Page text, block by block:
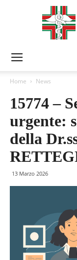
Home News
15774 –
urgente:
della
13 Marzo 2026